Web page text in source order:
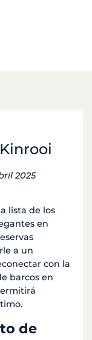
2025
lista de los
en
a un
con la
barcos en
de